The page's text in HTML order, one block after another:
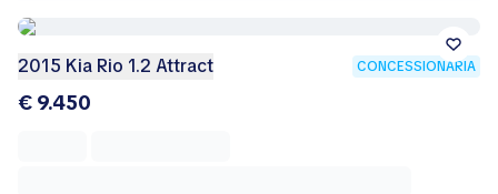
2015 Kia Rio 1.2 Attract CONCESSIONÁRIA
€ 9.450